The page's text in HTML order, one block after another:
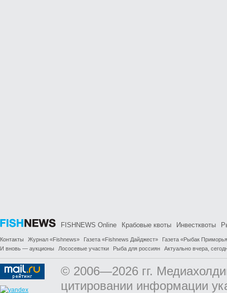
FISHNEWS Online Крабовые квоты Инвестквоты
Контакты Журнал «Fishnews» Газета «Fishnews Дайджест»
Газета «Рыбак
И вновь — аукционы
Лососевые участки Рыба для россиян Актуально вчера,
© 2006—2026 гг.
цитировании информации